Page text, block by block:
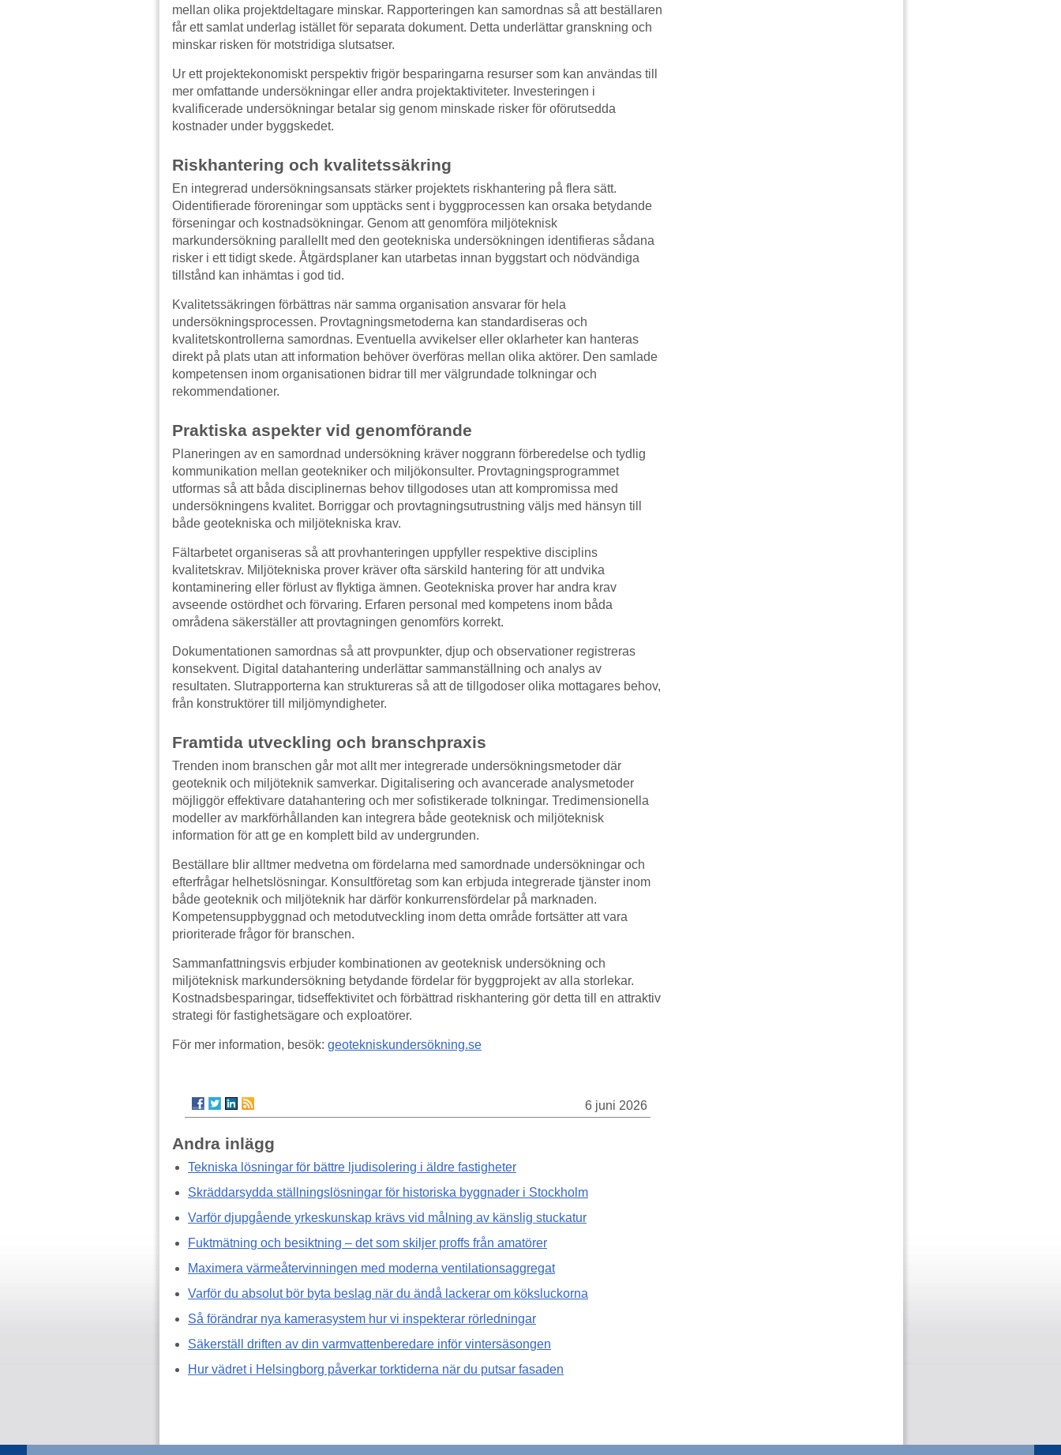
mellan olika projektdeltagare minskar. Rapporteringen kan samordnas så att beställaren
får ett samlat underlag istället för separata dokument. Detta underlättar granskning och
minskar risken för motstridiga slutsatser.
Ur ett projektekonomiskt perspektiv frigör besparingarna resurser som kan användas till
mer omfattande undersökningar eller andra projektaktiviteter. Investeringen i
kvalificerade undersökningar betalar sig genom minskade risker för oförutsedda
kostnader under byggskedet.
Riskhantering och kvalitetssäkring
En integrerad undersökningsansats stärker projektets riskhantering på flera sätt.
Oidentifierade föroreningar som upptäcks sent i byggprocessen kan orsaka betydande
förseningar och kostnadsökningar. Genom att genomföra miljöteknisk
markundersökning parallellt med den geotekniska undersökningen identifieras sådana
risker i ett tidigt skede. Åtgärdsplaner kan utarbetas innan byggstart och nödvändiga
tillstånd kan inhämtas i god tid.
Kvalitetssäkringen förbättras när samma organisation ansvarar för hela
undersökningsprocessen. Provtagningsmetoderna kan standardiseras och
kvalitetskontrollerna samordnas. Eventuella avvikelser eller oklarheter kan hanteras
direkt på plats utan att information behöver överföras mellan olika aktörer. Den samlade
kompetensen inom organisationen bidrar till mer välgrundade tolkningar och
rekommendationer.
Praktiska aspekter vid genomförande
Planeringen av en samordnad undersökning kräver noggrann förberedelse och tydlig
kommunikation mellan geotekniker och miljökonsulter. Provtagningsprogrammet
utformas så att båda disciplinernas behov tillgodoses utan att kompromissa med
undersökningens kvalitet. Borriggar och provtagningsutrustning väljs med hänsyn till
både geotekniska och miljötekniska krav.
Fältarbetet organiseras så att provhanteringen uppfyller respektive disciplins
kvalitetskrav. Miljötekniska prover kräver ofta särskild hantering för att undvika
kontaminering eller förlust av flyktiga ämnen. Geotekniska prover har andra krav
avseende ostördhet och förvaring. Erfaren personal med kompetens inom båda
områdena säkerställer att provtagningen genomförs korrekt.
Dokumentationen samordnas så att provpunkter, djup och observationer registreras
konsekvent. Digital datahantering underlättar sammanställning och analys av
resultaten. Slutrapporterna kan struktureras så att de tillgodoser olika mottagares behov,
från konstruktörer till miljömyndigheter.
Framtida utveckling och branschpraxis
Trenden inom branschen går mot allt mer integrerade undersökningsmetoder där
geoteknik och miljöteknik samverkar. Digitalisering och avancerade analysmetoder
möjliggör effektivare datahantering och mer sofistikerade tolkningar. Tredimensionella
modeller av markförhållanden kan integrera både geoteknisk och miljöteknisk
information för att ge en komplett bild av undergrunden.
Beställare blir alltmer medvetna om fördelarna med samordnade undersökningar och
efterfrågar helhetslösningar. Konsultföretag som kan erbjuda integrerade tjänster inom
både geoteknik och miljöteknik har därför konkurrensfördelar på marknaden.
Kompetensuppbyggnad och metodutveckling inom detta område fortsätter att vara
prioriterade frågor för branschen.
Sammanfattningsvis erbjuder kombinationen av geoteknisk undersökning och
miljöteknisk markundersökning betydande fördelar för byggprojekt av alla storlekar.
Kostnadsbesparingar, tidseffektivitet och förbättrad riskhantering gör detta till en attraktiv
strategi för fastighetsägare och exploatörer.
För mer information, besök: geotekniskundersökning.se
6 juni 2026
Andra inlägg
Tekniska lösningar för bättre ljudisolering i äldre fastigheter
Skräddarsydda ställningslösningar för historiska byggnader i Stockholm
Varför djupgående yrkeskunskap krävs vid målning av känslig stuckatur
Fuktmätning och besiktning – det som skiljer proffs från amatörer
Maximera värmeåtervinningen med moderna ventilationsaggregat
Varför du absolut bör byta beslag när du ändå lackerar om köksluckorna
Så förändrar nya kamerasystem hur vi inspekterar rörledningar
Säkerställ driften av din varmvattenberedare inför vintersäsongen
Hur vädret i Helsingborg påverkar torktiderna när du putsar fasaden